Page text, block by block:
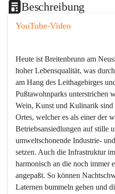
Beschreibung
YouTube-Video
Heute ist Breitenbrunn am
hoher Lebensqualität, was
am Hang des Leithagebirges
Pußtawohnparks unterstrichen
Wein, Kunst und Kulinarik sind
Ortes, welcher es als einer der
Betriebsansiedlungen auf stille
umweltschonende Industrie-
setzen. Auch die Infrastruktur
harmonisch an die noch immer
angepaßt. So können
Laternen bummeln gehen und